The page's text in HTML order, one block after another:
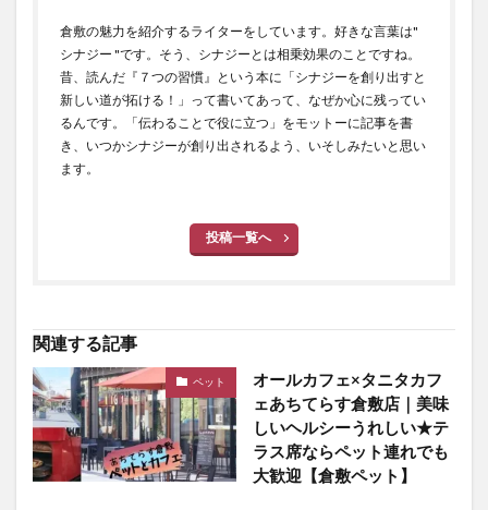
倉敷の魅力を紹介するライターをしています。好きな言葉は"
シナジー "です。そう、シナジーとは相乗効果のことですね。
昔、読んだ『７つの習慣』という本に「シナジーを創り出すと
新しい道が拓ける！」って書いてあって、なぜか心に残ってい
るんです。「伝わることで役に立つ」をモットーに記事を書
き、いつかシナジーが創り出されるよう、いそしみたいと思い
ます。
投稿一覧へ
関連する記事
ペット
オールカフェ×タニタカフ
ェあちてらす倉敷店｜美味
しいヘルシーうれしい★テ
ラス席ならペット連れでも
大歓迎【倉敷ペット】